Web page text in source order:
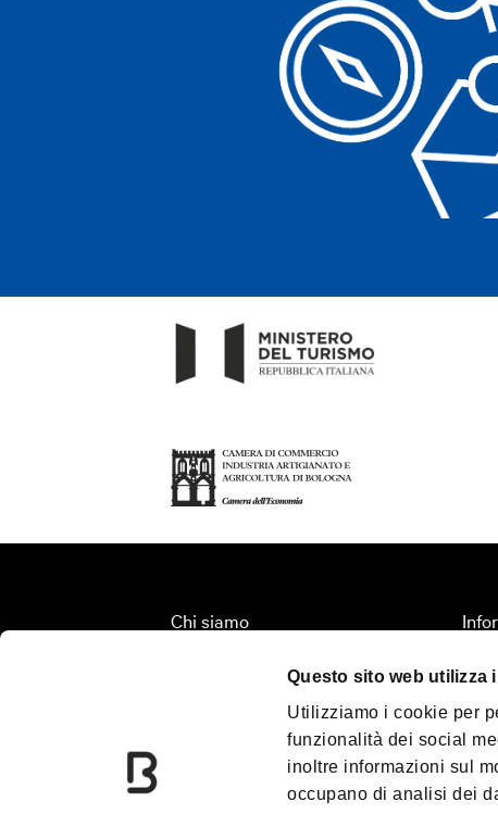
Questo sito web utilizza
Utilizziamo i cookie per
funzionalità dei social
inoltre informazioni sul
occupano di analisi dei
Chi siamo
Palazzo Re Enzo
Convention Bureau
Incoming Travel Agency